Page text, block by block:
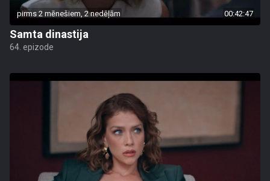
pirms 2 mēnešiem, 2 nedēļām 00:42:47
Samta dinastija
64. epizode